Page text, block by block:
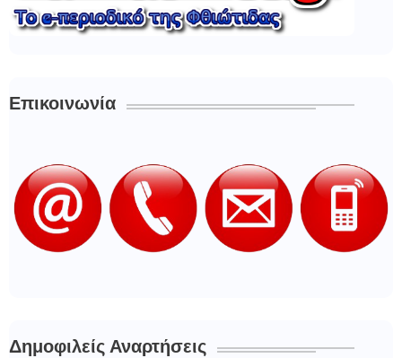
Επικοινωνία
Δημοφιλείς Αναρτήσεις